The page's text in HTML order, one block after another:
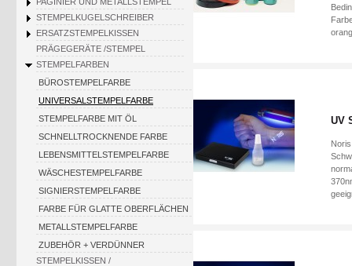
STEMPELKUGELSCHREIBER
ERSATZSTEMPELKISSEN
PRÄGEGERÄTE /STEMPEL
STEMPELFARBEN
BÜROSTEMPELFARBE
UNIVERSALSTEMPELFARBE
STEMPELFARBE MIT ÖL
SCHNELLTROCKNENDE FARBE
LEBENSMITTELSTEMPELFARBE
WÄSCHESTEMPELFARBE
SIGNIERSTEMPELFARBE
FARBE FÜR GLATTE OBERFLÄCHEN
METALLSTEMPELFARBE
ZUBEHÖR + VERDÜNNER
STEMPELKISSEN /
UV